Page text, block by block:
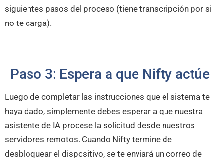
siguientes pasos del proceso (tiene transcripción por si
no te carga).
Paso 3: Espera a que Nifty actúe
Luego de completar las instrucciones que el sistema te
haya dado, simplemente debes esperar a que nuestra
asistente de IA procese la solicitud desde nuestros
servidores remotos. Cuando Nifty termine de
desbloquear el dispositivo, se te enviará un correo de